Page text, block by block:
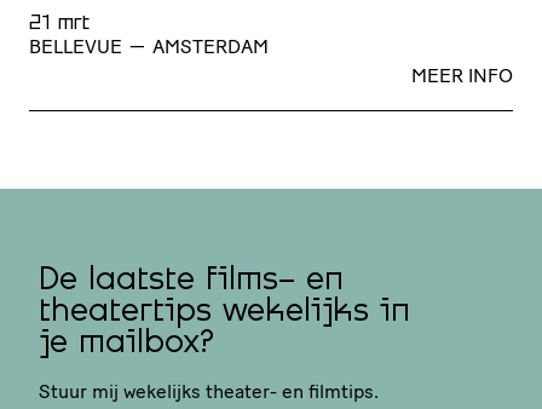
21 mrt
BELLEVUE — AMSTERDAM
MEER INFO
De laatste films- en
theatertips wekelijks in
je mailbox?
Stuur mij wekelijks theater- en filmtips.